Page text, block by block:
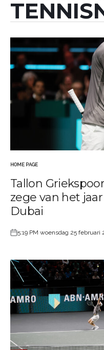
HOME PAGE
Tallon
zege van het
Dubai
Geplaatst
5:19 PM woensdag 25 februari